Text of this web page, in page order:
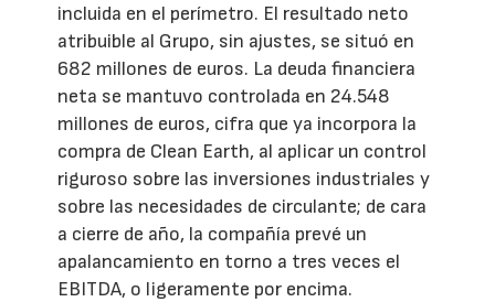
incluida en el perímetro. El resultado neto
atribuible al Grupo, sin ajustes, se situó en
682 millones de euros. La deuda financiera
neta se mantuvo controlada en 24.548
millones de euros, cifra que ya incorpora la
compra de Clean Earth, al aplicar un control
riguroso sobre las inversiones industriales y
sobre las necesidades de circulante; de cara
a cierre de año, la compañía prevé un
apalancamiento en torno a tres veces el
EBITDA, o ligeramente por encima.